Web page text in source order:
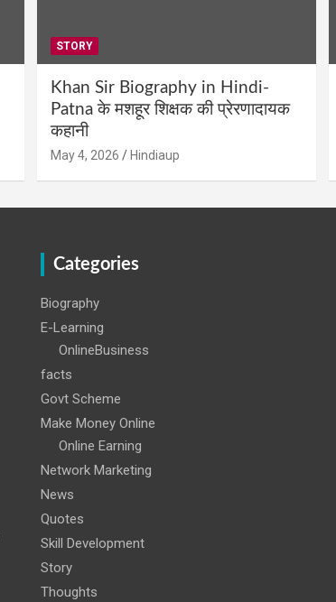
STORY
Khan Sir Biography in Hindi-
Patna के मशहूर शिक्षक की प्रेरणादायक
कहानी
May 4, 2026 Hindiaup
Categories
Biography
E-Learning
OnlineBusiness
facts
Govt Scheme
Make Money Online
Online Earning
Network Marketing
News
Quotes
Skill Development
Story
Thoughts